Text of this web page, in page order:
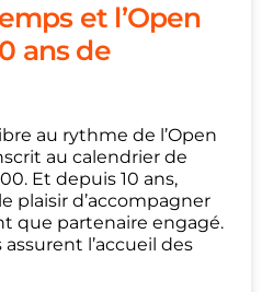
et l’Open
ans de
au rythme de l’Open
au calendrier de
Et depuis 10 ans,
plaisir d’accompagner
que partenaire engagé.
l’accueil des